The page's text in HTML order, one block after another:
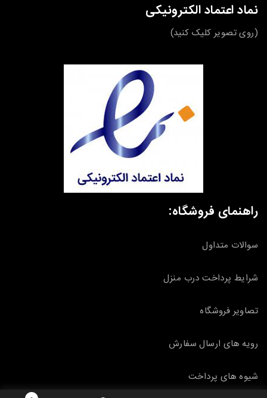
نماد اعتماد الکترونیکی
(روی تصویر کلیک کنید)
راهنمای فروشگاه:
سوالات متداول
شرایط پرداخت درب منزل
تصاویر فروشگاه
رویه های ارسال سفارش
شیوه های پرداخت